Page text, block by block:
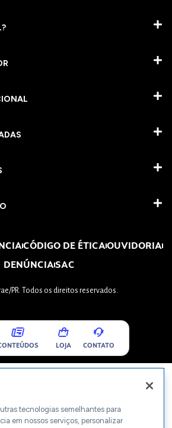
CÓDIGO DE ÉTICAOUVIDORIA
DENÚNCIASAC
PR. Todos os direitos reservados.
LOJA CONTATO
tecnologias semelhantes para
em nossos serviços, personalizar